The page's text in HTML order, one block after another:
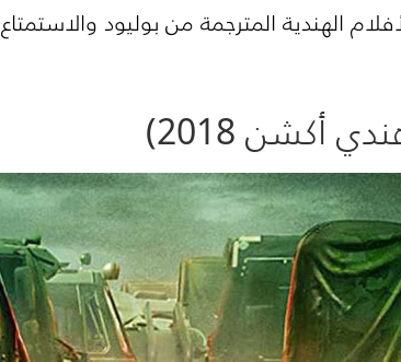
الهندية المترجمة من بوليود